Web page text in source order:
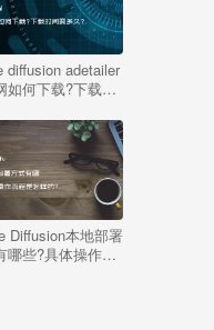
diffusion adetailer
如何下载?下载时
Diffusion本地部署
哪些?具体操作流